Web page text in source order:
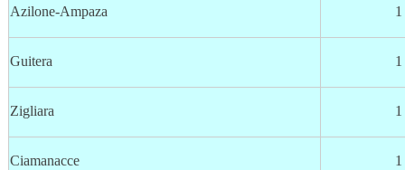
Azilone-Ampaza 1
Guitera 1
Zigliara 1
Ciamanacce 1